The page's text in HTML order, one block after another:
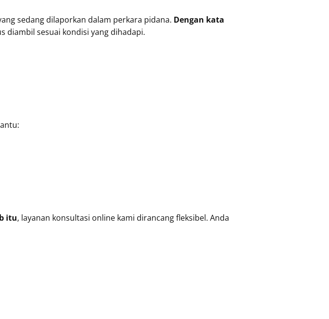
sedang dilaporkan dalam perkara pidana. Dengan kata
diambil sesuai kondisi yang dihadapi.
itu, layanan konsultasi online kami dirancang fleksibel. Anda